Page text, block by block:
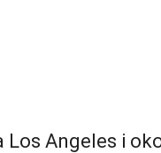
Los Angeles i